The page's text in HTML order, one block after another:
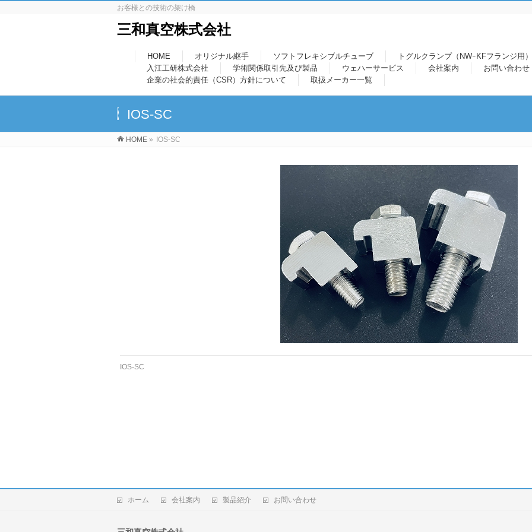
お客様との技術の架け橋
三和真空株式会社
HOME オリジナル継手 ソフトフレキシブルチューブ トグルクランプ（NWｰKFフランジ用
入江工研株式会社
学術関係取引先及び製品 ウェハーサービス 会社案内 お問い合わせ
企業の社会的責任（CSR）方針について
取扱メーカー一覧
IOS-SC
HOME » IOS-SC
IOS-SC
ホーム 会社案内 製品紹介 お問い合わせ